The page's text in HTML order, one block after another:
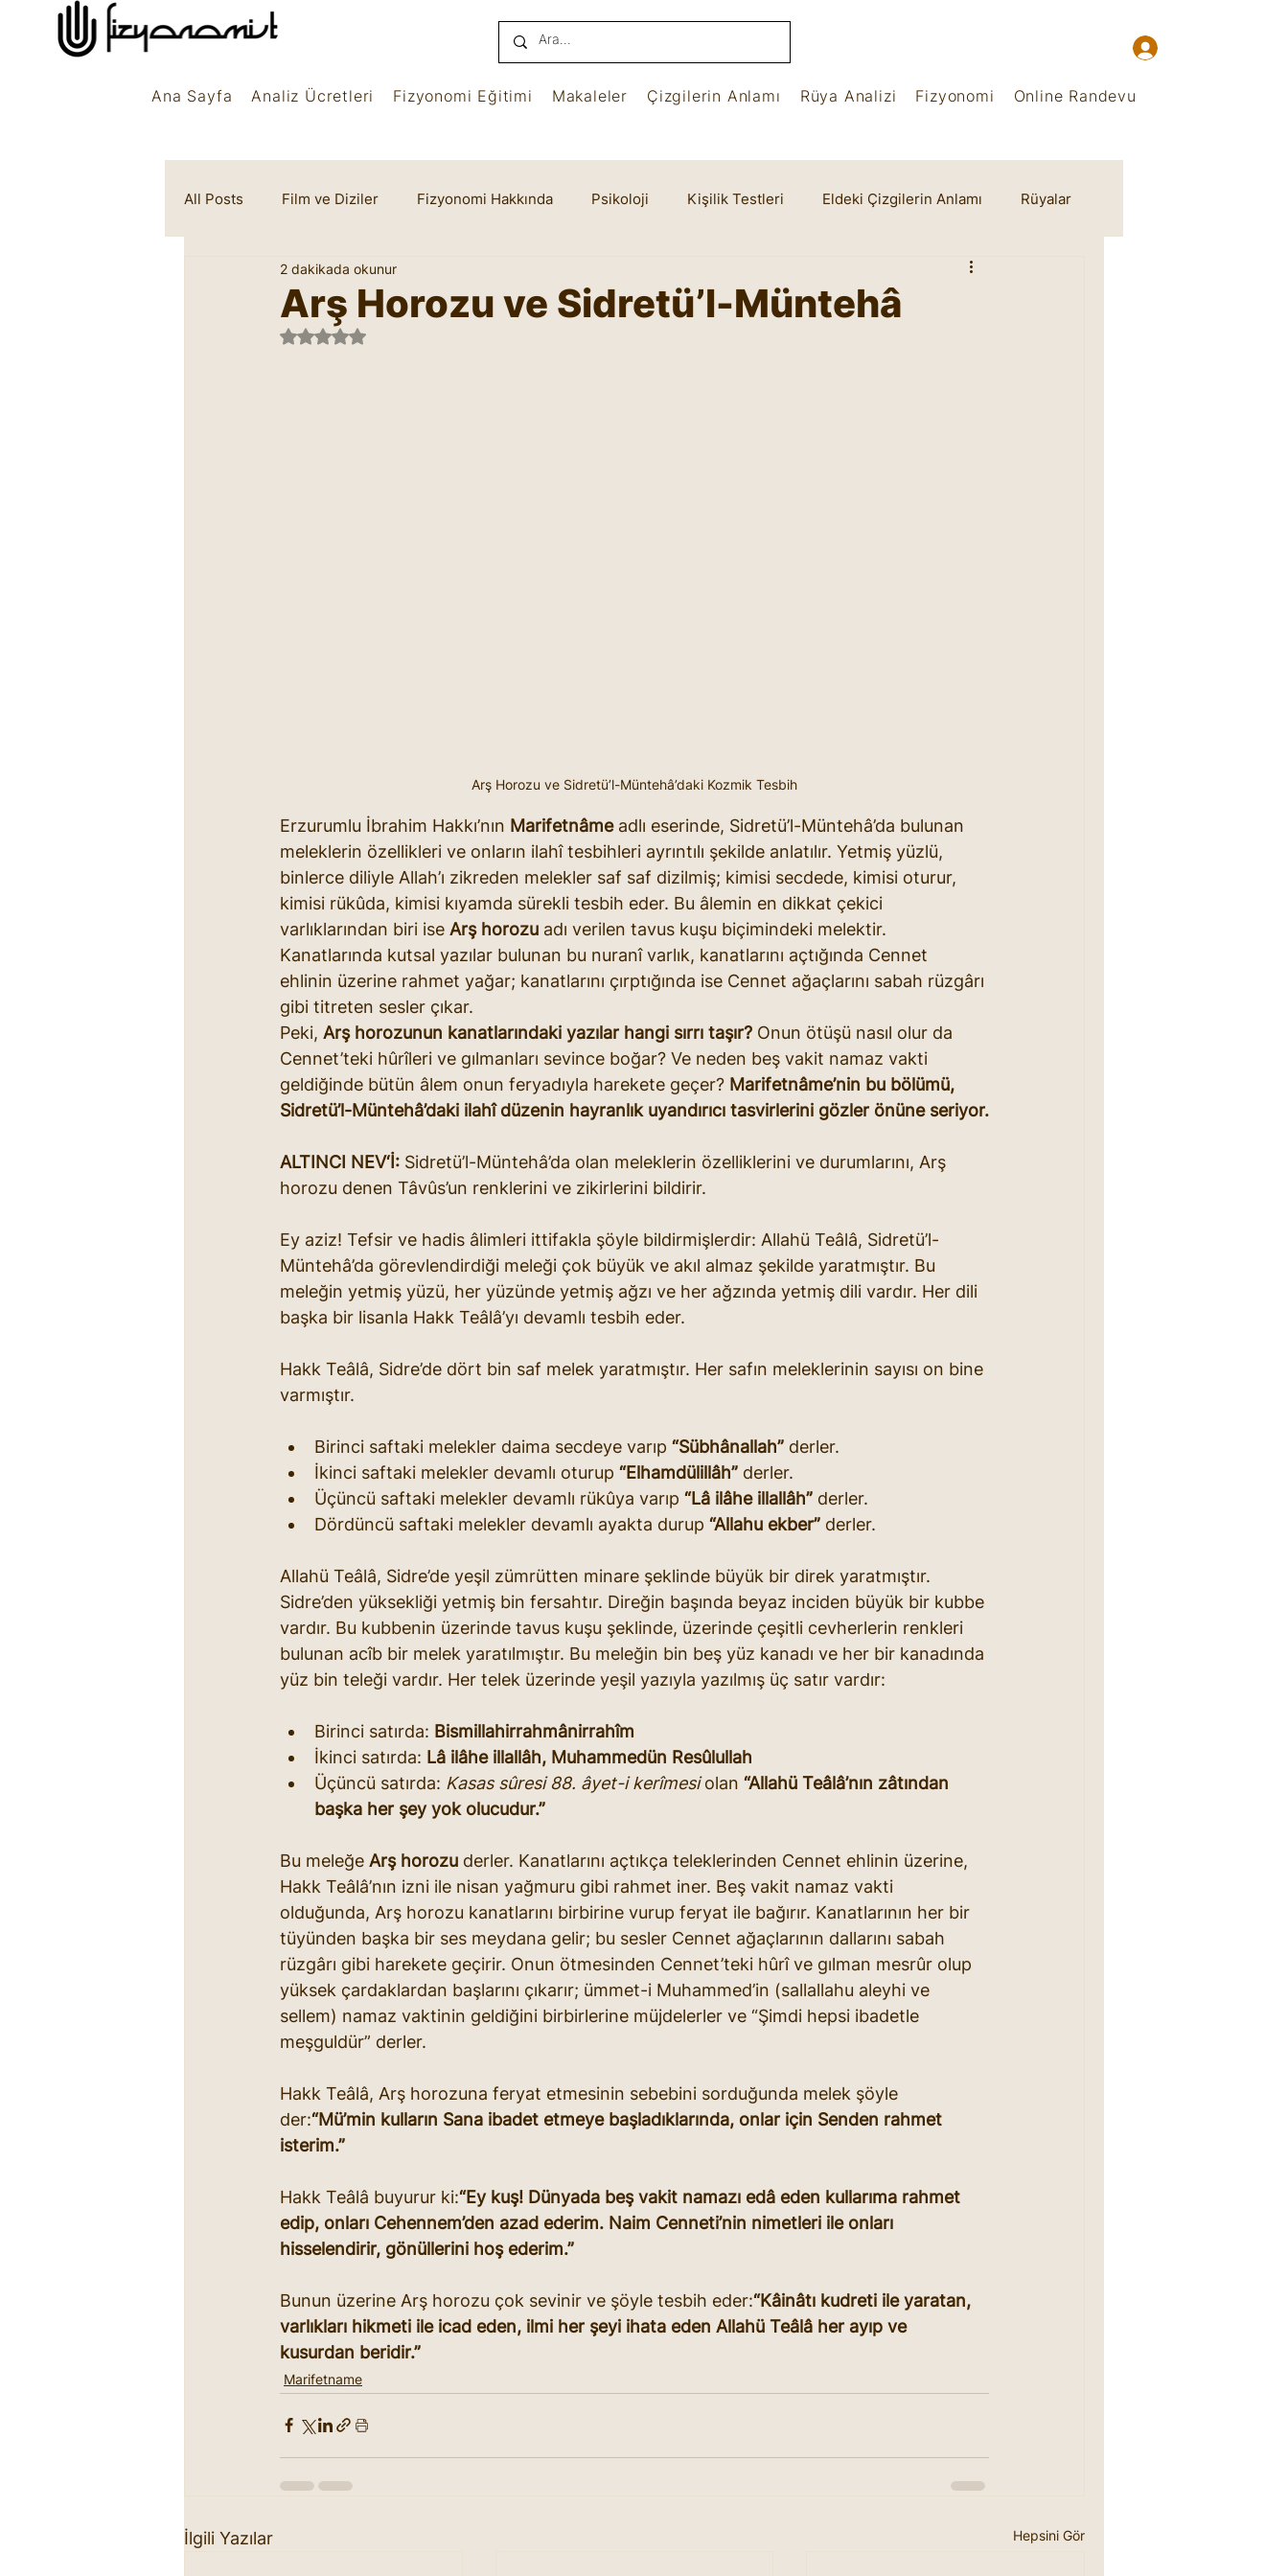
Ana Sayfa Analiz Ücretleri Fizyonomi Eğitimi Makaleler Çizgilerin Anlamı Rüya Analizi Fizyonomi Online Randevu
All Posts Film ve Diziler Fizyonomi Hakkında Psikoloji Kişilik Testleri Eldeki Çizgilerin Anlamı Rüyalar
Rüya Sembolleri Marifetname
Arş Horozu ve Sidretü’l-Müntehâ
2 dakikada okunur
5 üzerinden NaN yıldız
Arş Horozu ve Sidretü’l-Müntehâ’daki Kozmik Tesbih
Erzurumlu İbrahim Hakkı’nın Marifetnâme adlı eserinde, Sidretü’l-Müntehâ’da bulunan
meleklerin özellikleri ve onların ilahî tesbihleri ayrıntılı şekilde anlatılır. Yetmiş yüzlü,
binlerce diliyle Allah’ı zikreden melekler saf saf dizilmiş; kimisi secdede, kimisi oturur,
kimisi rükûda, kimisi kıyamda sürekli tesbih eder. Bu âlemin en dikkat çekici
varlıklarından biri ise Arş horozu adı verilen tavus kuşu biçimindeki melektir.
Kanatlarında kutsal yazılar bulunan bu nuranî varlık, kanatlarını açtığında Cennet
ehlinin üzerine rahmet yağar; kanatlarını çırptığında ise Cennet ağaçlarını sabah rüzgârı
gibi titreten sesler çıkar.
Peki, Arş horozunun kanatlarındaki yazılar hangi sırrı taşır? Onun ötüşü nasıl olur da
Cennet’teki hûrîleri ve gılmanları sevince boğar? Ve neden beş vakit namaz vakti
geldiğinde bütün âlem onun feryadıyla harekete geçer? Marifetnâme’nin bu bölümü,
Sidretü’l-Müntehâ’daki ilahî düzenin hayranlık uyandırıcı tasvirlerini gözler önüne seriyor.
ALTINCI NEV‘İ: Sidretü’l-Müntehâ’da olan meleklerin özelliklerini ve durumlarını, Arş
horozu denen Tâvûs’un renklerini ve zikirlerini bildirir.
Ey aziz! Tefsir ve hadis âlimleri ittifakla şöyle bildirmişlerdir: Allahü Teâlâ, Sidretü’l-
Müntehâ’da görevlendirdiği meleği çok büyük ve akıl almaz şekilde yaratmıştır. Bu
meleğin yetmiş yüzü, her yüzünde yetmiş ağzı ve her ağzında yetmiş dili vardır. Her dili
başka bir lisanla Hakk Teâlâ’yı devamlı tesbih eder.
Hakk Teâlâ, Sidre’de dört bin saf melek yaratmıştır. Her safın meleklerinin sayısı on bine
varmıştır.
Birinci saftaki melekler daima secdeye varıp “Sübhânallah” derler.
İkinci saftaki melekler devamlı oturup “Elhamdülillâh” derler.
Üçüncü saftaki melekler devamlı rükûya varıp “Lâ ilâhe illallâh” derler.
Dördüncü saftaki melekler devamlı ayakta durup “Allahu ekber” derler.
Allahü Teâlâ, Sidre’de yeşil zümrütten minare şeklinde büyük bir direk yaratmıştır.
Sidre’den yüksekliği yetmiş bin fersahtır. Direğin başında beyaz inciden büyük bir kubbe
vardır. Bu kubbenin üzerinde tavus kuşu şeklinde, üzerinde çeşitli cevherlerin renkleri
bulunan acîb bir melek yaratılmıştır. Bu meleğin bin beş yüz kanadı ve her bir kanadında
yüz bin teleği vardır. Her telek üzerinde yeşil yazıyla yazılmış üç satır vardır:
Birinci satırda: Bismillahirrahmânirrahîm
İkinci satırda: Lâ ilâhe illallâh, Muhammedün Resûlullah
Üçüncü satırda: Kasas sûresi 88. âyet-i kerîmesi olan “Allahü Teâlâ’nın zâtından
başka her şey yok olucudur.”
Bu meleğe Arş horozu derler. Kanatlarını açtıkça teleklerinden Cennet ehlinin üzerine,
Hakk Teâlâ’nın izni ile nisan yağmuru gibi rahmet iner. Beş vakit namaz vakti
olduğunda, Arş horozu kanatlarını birbirine vurup feryat ile bağırır. Kanatlarının her bir
tüyünden başka bir ses meydana gelir; bu sesler Cennet ağaçlarının dallarını sabah
rüzgârı gibi harekete geçirir. Onun ötmesinden Cennet’teki hûrî ve gılman mesrûr olup
yüksek çardaklardan başlarını çıkarır; ümmet-i Muhammed’in (sallallahu aleyhi ve
sellem) namaz vaktinin geldiğini birbirlerine müjdelerler ve “Şimdi hepsi ibadetle
meşguldür” derler.
Hakk Teâlâ, Arş horozuna feryat etmesinin sebebini sorduğunda melek şöyle
der:“Mü’min kulların Sana ibadet etmeye başladıklarında, onlar için Senden rahmet
isterim.”
Hakk Teâlâ buyurur ki:“Ey kuş! Dünyada beş vakit namazı edâ eden kullarıma rahmet
edip, onları Cehennem’den azad ederim. Naim Cenneti’nin nimetleri ile onları
hisselendirir, gönüllerini hoş ederim.”
Bunun üzerine Arş horozu çok sevinir ve şöyle tesbih eder:“Kâinâtı kudreti ile yaratan,
varlıkları hikmeti ile icad eden, ilmi her şeyi ihata eden Allahü Teâlâ her ayıp ve
kusurdan beridir.”
Marifetname
İlgili Yazılar Hepsini Gör